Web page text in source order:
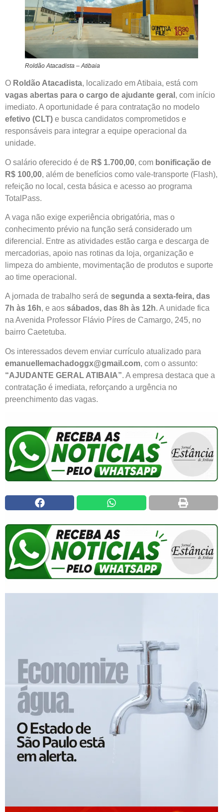
Roldão Atacadista – Atibaia
O Roldão Atacadista, localizado em Atibaia, está com
vagas abertas para o cargo de ajudante geral , com início
imediato. A oportunidade é para contratação no modelo
efetivo (CLT) e busca candidatos comprometidos e
responsáveis para integrar a equipe operacional da
unidade.
O salário oferecido é de R$ 1.700,00, com bonificação de
R$ 100,00, além de benefícios como vale-transporte (Flash),
refeição no local, cesta básica e acesso ao programa
TotalPass.
A vaga não exige experiência obrigatória, mas o
conhecimento prévio na função será considerado um
diferencial. Entre as atividades estão carga e descarga de
mercadorias, apoio nas rotinas da loja, organização e
limpeza do ambiente, movimentação de produtos e suporte
ao time operacional.
A jornada de trabalho será de segunda a sexta-feira, das
7h às 16h, e aos sábados, das 8h às 12h. A unidade fica
na Avenida Professor Flávio Píres de Camargo, 245, no
bairro Caetetuba.
Os interessados devem enviar currículo atualizado para
emanuellemachadoggx@gmail.com, com o assunto:
“AJUDANTE GERAL ATIBAIA”. A empresa destaca que a
contratação é imediata, reforçando a urgência no
preenchimento das vagas.